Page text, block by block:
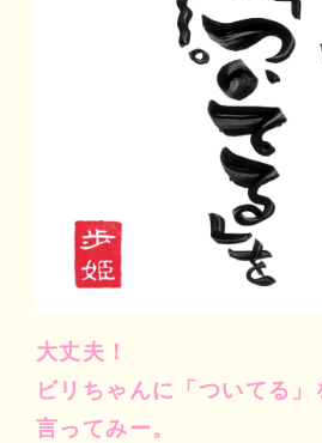
風水ミニビリちゃん診断
よくなるメッセージ
会社案内
お問い合わせ
大丈夫！
ビリちゃんに「ついてる」
言ってみー。